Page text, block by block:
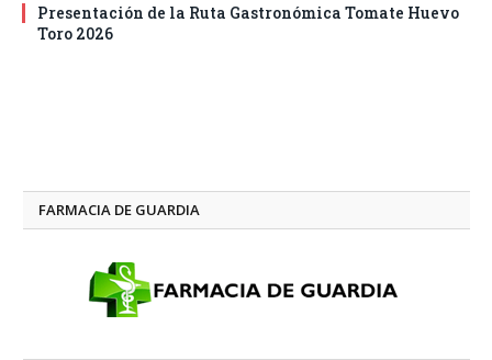
Presentación de la Ruta Gastronómica Tomate Huevo
Toro 2026
FARMACIA DE GUARDIA